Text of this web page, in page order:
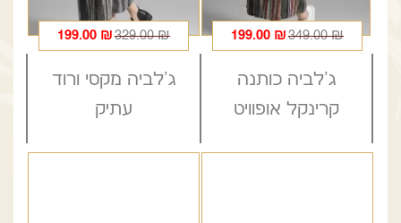
349.00₪
המחיר
המקורי
היה:
349.00 ₪.
199.00 ₪
המחיר
הנוכחי
הוא:
199.00 ₪.
329.00₪
המחיר
המקורי
היה:
199.00 ₪
המחיר
הנוכחי
הוא:
ג'לביה כותנה
קרינקל אופוויט
ג'לביה מקסי ורוד
עתיק